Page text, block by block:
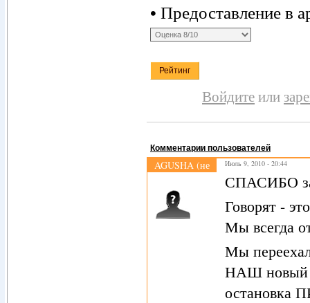
• Предоставление в
Войдитеили
Комментарии пользователей
AGUSHA (не
Июль 9, 2010 - 20:44
СПАСИБО
Говорят -
Мы всегда
Мы
НАШ новый